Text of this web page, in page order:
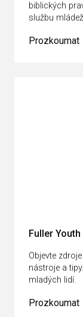
biblických
službu
Prozkoumat
Fuller
Objevte
nástroje a
mladých lidí.
Prozkoumat